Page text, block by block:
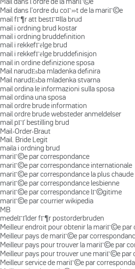
Mail dans l'ordre du coГ»t de la mariГ©e
mail fГ¶r att bestГ¤lla brud
mail i ordning brud kostar
mail i ordning bruddefinition
mail i rekkefГёlge brud
mail i rekkefГёlge bruddefinisjon
mail in ordine definizione sposa
Mail narudЕѕba mladenka definira
Mail narudЕѕba mladenka stvarna
mail ordina le informazioni sulla sposa
mail ordina una sposa
mail ordre brude information
mail ordre brude websteder anmeldelser
mail pГҐ bestilling brud
Mail-Order-Braut
Mail. Bride Legit
maila i ordning brud
mariГ©e par correspondance
mariГ©e par correspondance internationale
mariГ©e par correspondance la plus chaude
mariГ©e par correspondance lesbienne
mariГ©e par correspondance lГ©gitime
mariГ©e par courrier wikipedia
MB
medelГҐlder fГ¶r postorderbruden
Meilleur endroit pour obtenir la mariГ©e par
Meilleur pays de mariГ©e par
Meilleur pays pour trouver la mariГ©e par
Meilleur pays pour trouver une mariГ©e par
Meilleur service de mariГ©e par